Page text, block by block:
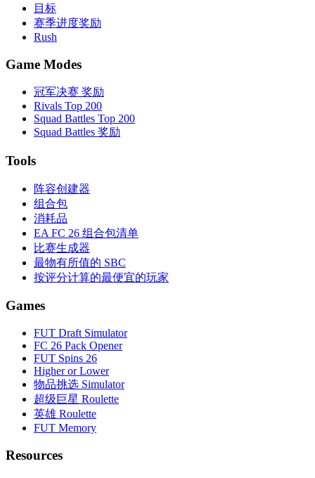
目标
赛季进度奖励
Rush
Game Modes
冠军决赛 奖励
Rivals Top 200
Squad Battles Top 200
Squad Battles 奖励
Tools
阵容创建器
组合包
消耗品
EA FC 26 组合包清单
比赛生成器
最物有所值的 SBC
按评分计算的最便宜的玩家
Games
FUT Draft Simulator
FC 26 Pack Opener
FUT Spins 26
Higher or Lower
物品挑选 Simulator
超级巨星 Roulette
英雄 Roulette
FUT Memory
Resources